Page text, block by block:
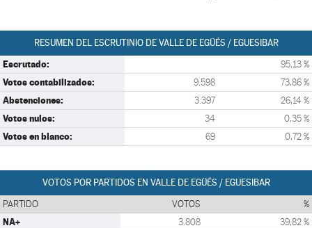
RESUMEN DEL ESCRUTINIO DE VALLE DE EGÜÉS / EGUESIBAR
Escrutado: 95,13 %
Votos contabilizados: 9.598 73,86 %
Abstenciones: 3.397 26,14 %
Votos nulos: 34 0,35 %
Votos en blanco: 69 0,72 %
VOTOS POR PARTIDOS EN VALLE DE EGÜÉS / EGUESIBAR
PARTIDO VOTOS %
NA+ 3.808 39,82 %